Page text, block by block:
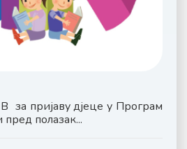
пријаву дјеце у Програм
полазак...